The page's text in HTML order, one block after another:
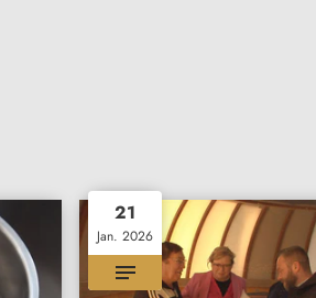
21
Jan. 2026